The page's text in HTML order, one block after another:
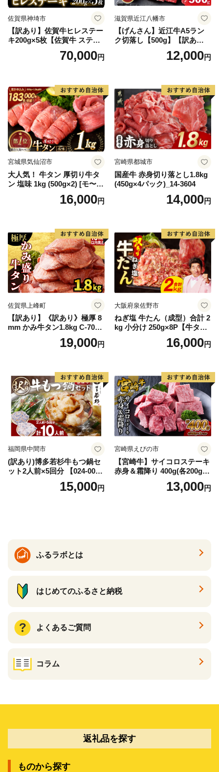
佐賀県神埼市
【訳あり】佐賀牛ヒレステー
キ200g×5枚【佐賀牛 ステー
キ ブランド肉 ヒレ肉 フィレ
肉 ジューシー ヘルシー】(H0
70,000円
滋賀県近江八幡市
【げんさん】近江牛A5ラン
ク切落し【500g】【訳あり】
12,000円
宮城県気仙沼市
大人気！ 牛タン 厚切り牛タ
ン 塩味 1kg (500g×2) [モ〜ラ
ンド 宮城県 気仙沼市 205646
60] 肉 牛肉 精肉 牛たん 牛タ
厚切り タン
16,000円
宮崎県都城市
国産牛 赤身切り落とし1.8kg
(450g×4パック)_14-3604
14,000円
佐賀県上峰町
【訳あり】《訳あり》極厚 8
mm かみ牛タン1.8kg C-709-
19,000円
大阪府泉佐野市
ねぎ塩 牛たん（成型）合計 2
kg 小分け 250g×8P【牛タン
牛肉 焼肉用 薄切り 訳あり サ
16,000円
福岡県中間市
(訳あり)博多若杉牛もつ鍋セ
ット2人前×5回分 【024-002
15,000円
宮崎県えびの市
【宮崎牛】サイコロステーキ
赤身＆霜降り 400g(各200g×
１P 計2P) 真空パック 冷凍
13,000円
ふるラボとは
はじめてのふるさと納税
よくあるご質問
コラム
返礼品を探す
ものから探す